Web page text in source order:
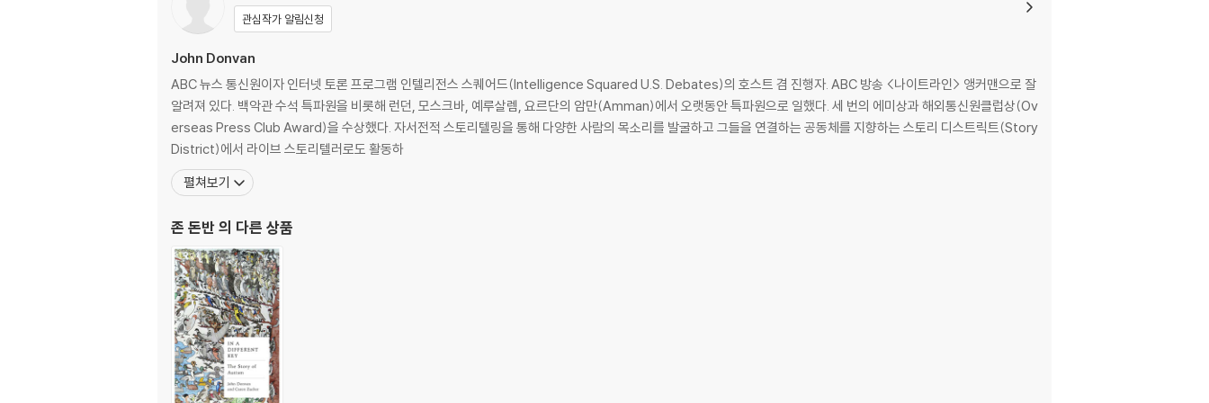
관심작가 알림신청
John Donvan
ABC 뉴스 통신원이자 인터넷 토론 프로그램 인텔리전스 스퀘어드(Intelligence Squared U.S. Debates)의 호스트 겸 진행자. ABC 방송 <나이트라인> 앵커맨으로 잘
알려져 있다. 백악관 수석 특파원을 비롯해 런던, 모스크바, 예루살렘, 요르단의 암만(Amman)에서 오랫동안 특파원으로 일했다. 세 번의 에미상과 해외통신원클럽상(Ov
erseas Press Club Award)을 수상했다. 자서전적 스토리텔링을 통해 다양한 사람의 목소리를 발굴하고 그들을 연결하는 공동체를 지향하는 스토리 디스트릭트(Story
District)에서 라이브 스토리텔러로도 활동하
펼쳐보기
존 돈반의 다른 상품